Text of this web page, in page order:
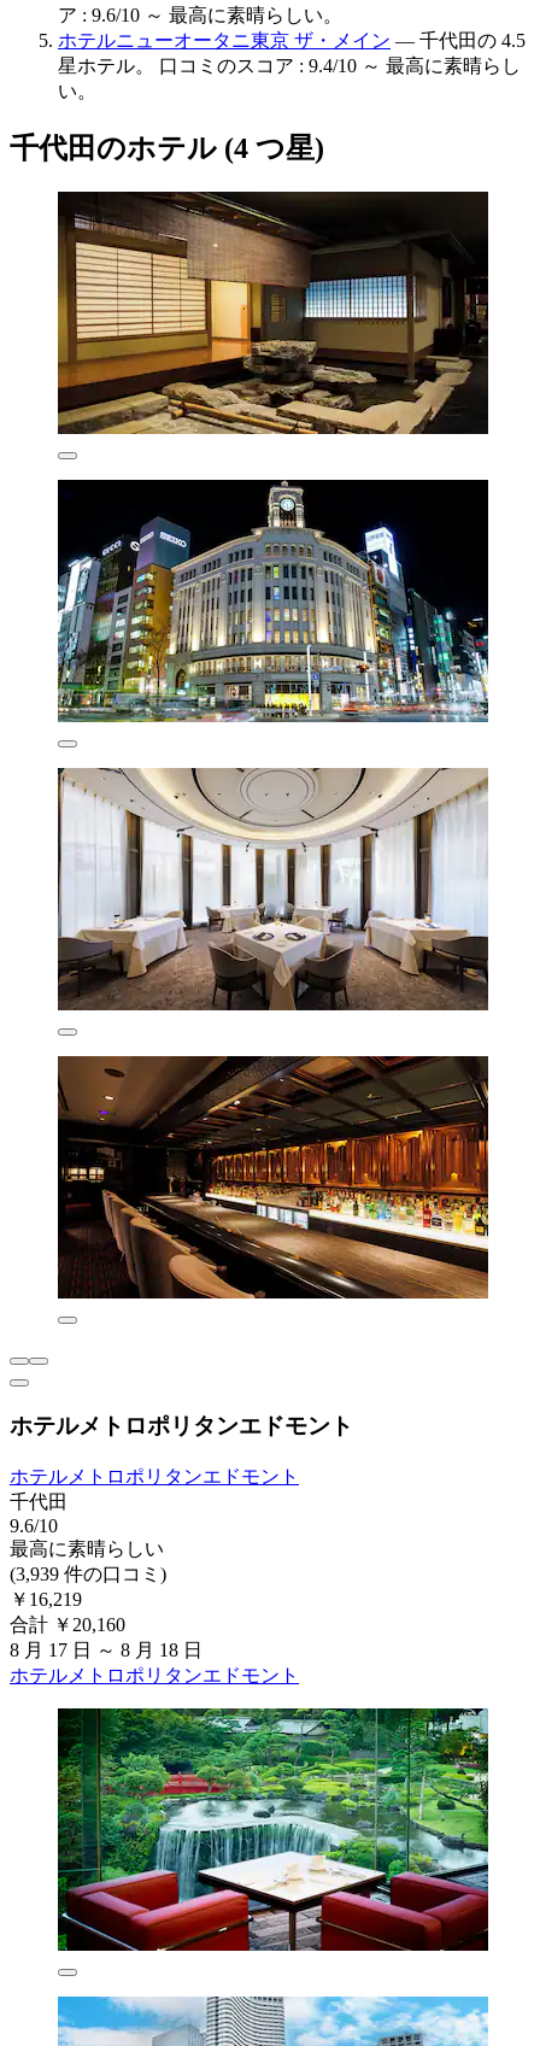
ア : 9.6/10 ～ 最高に素晴らしい。
ホテルニューオータニ東京 ザ・メイン — 千代田の 4.5
星ホテル。 口コミのスコア : 9.4/10 ～ 最高に素晴らし
い。
千代田のホテル (4 つ星)
ホテルメトロポリタンエドモント
ホテルメトロポリタンエドモント
千代田
9.6/10
最高に素晴らしい
(3,939 件の口コミ)
￥16,219
合計 ￥20,160
8 月 17 日 ～ 8 月 18 日
ホテルメトロポリタンエドモント